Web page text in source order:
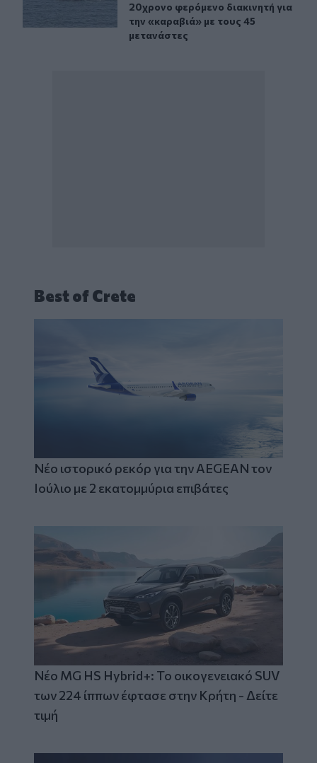
20χρονο φερόμενο διακινητή για
την «καραβιά» με τους 45
μετανάστες
Best of Crete
Νέο ιστορικό ρεκόρ για την AEGEAN τον
Ιούλιο με 2 εκατομμύρια επιβάτες
Νέο MG HS Hybrid+: Το οικογενειακό SUV
των 224 ίππων έφτασε στην Κρήτη - Δείτε
τιμή